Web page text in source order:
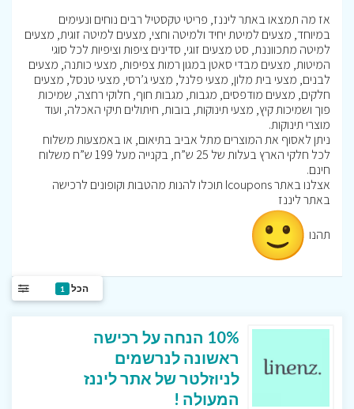
אז מה תמצאו באתר ליננז, פריטי טקסטיל רבים נוחים ונעימים
במיוחד, מצעים למיטת יחיד ולמיטה וחצי, מצעים למיטה זוגית, מצעים
למיטה מתכווננת, סט מצעים זוגי, סדינים ציפות וציפיות לכל סוגי
המיטות, מצעים מבדי סאטן במגון רמות צפיפות, מצעי כותנה, מצעים
לבנים, מצעי בית מלון, מצעי פלנל, מצעי ג’רסי, מצעי טנסל, מצעים
חלקים, מצעים מודפסים, מגבות, מגבות חוף, חלוקי רחצה, שמיכות
פוך ושמיכות קיץ, מצעי תינוקות, בובות, חיתולים תיקי האכלה, ועוד
מוצרי תינוקות.
ניתן לאסוף את המוצרים מתל אביב בתיאום, או באמצעות משלוח
לכל חלקי הארץ בעלות של 25 ש”ח, בקנייה מעל 199 ש”ח משלוח
חינם.
אצלנו באתר Icoupons תוכלו להנות מהטבות וקופונים לרכישה
באתר ליננז
תהנו
הכל 1
10% הנחה על רכישה
ראשונה לנרשמים
לניוזלטר של אתר ליננז
המעולה !